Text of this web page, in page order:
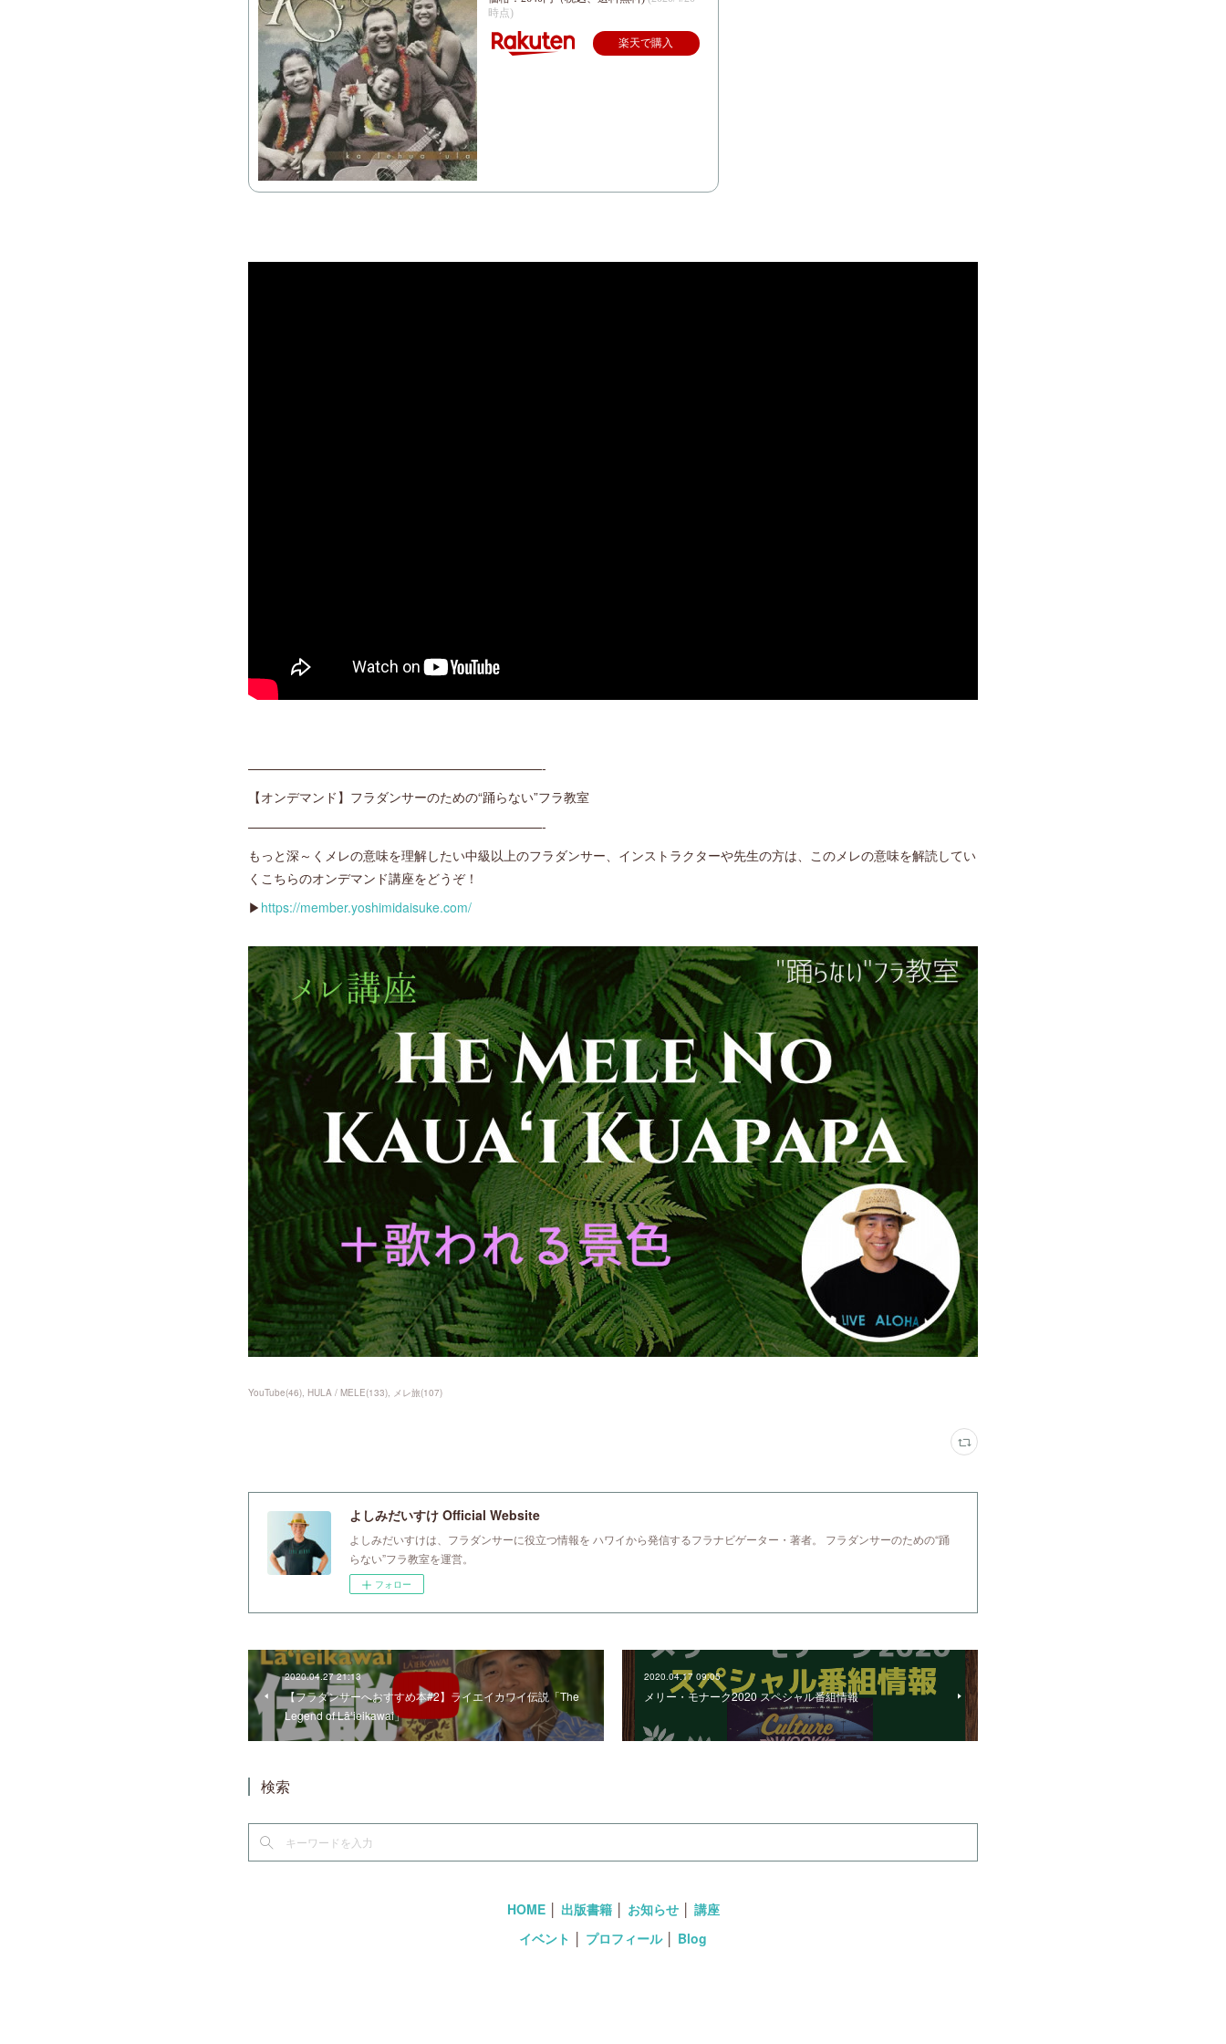
———————————————————————-
【オンデマンド】フラダンサーのための“踊らない”フラ教室
———————————————————————-
もっと深～くメレの意味を理解したい中級以上のフラダンサー、インストラクターや先生の方は、このメレの意味を解読してい
くこちらのオンデマンド講座をどうぞ！
▶ https://member.yoshimidaisuke.com/
YouTube(46) HULA / MELE(133) メレ旅(107)
よしみだいすけ Official Website
よしみだいすけは、フラダンサーに役立つ情報を ハワイから発信するフラナビゲーター・著者。 フラダンサーのための“踊
らない”フラ教室を運営。
フォロー
2020.04.27 21:13
【フラダンサーへおすすめ本#2】ライエイカワイ伝説「The
Legend of Lāʻieikawai」
2020.04.17 09:05
メリー・モナーク2020 スペシャル番組情報
検索
HOME│ 出版書籍│ お知らせ│ 講座
イベント
プロフィール│ Blog